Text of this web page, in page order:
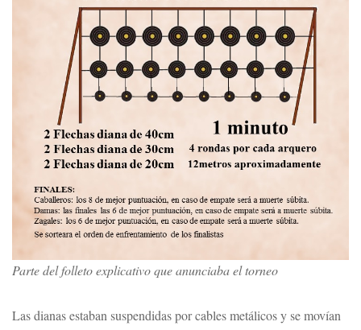
Parte del folleto explicativo que anunciaba el torneo
Las dianas estaban suspendidas por cables metálicos y se movían